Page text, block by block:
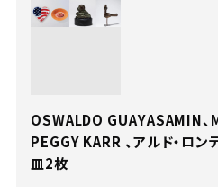
OSWALDO GUAYASAMIN、
PEGGY KARR 、アルド・ロ
皿2枚